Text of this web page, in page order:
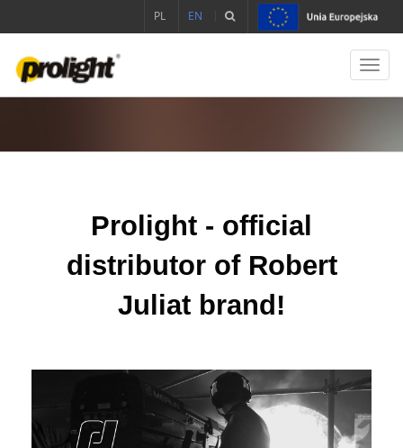
PL EN
Prolight - official
distributor of Robert
Juliat brand!